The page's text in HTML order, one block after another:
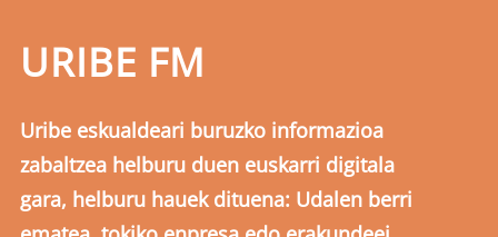
URIBE FM
Uribe eskualdeari buruzko informazioa
zabaltzea helburu duen euskarri digitala
gara, helburu hauek dituena: Udalen berri